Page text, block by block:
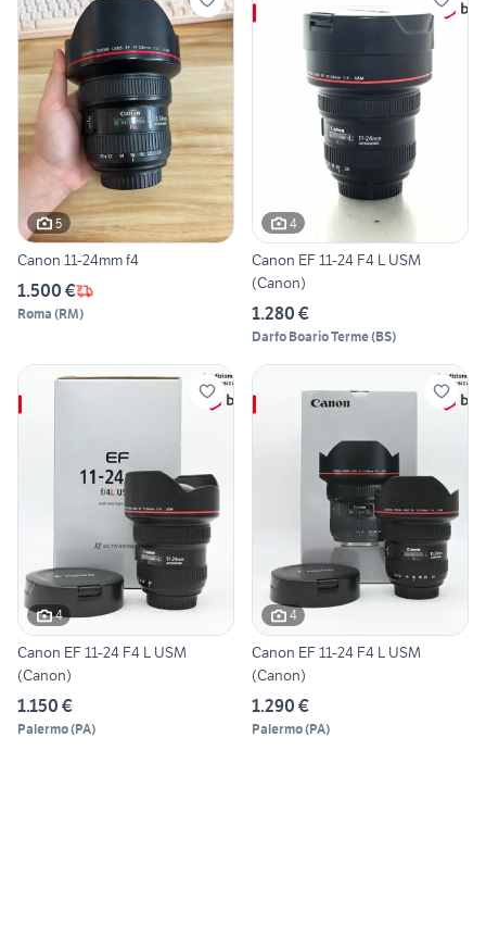
5
Canon 11-24mm f4
1.500 €
Roma (RM)
4
Canon EF 11-24 F4 L USM
(Canon)
1.280 €
Darfo Boario Terme(BS)
4
Canon EF 11-24 F4 L USM
(Canon)
1.150 €
Palermo(PA)
4
Canon EF 11-24 F4 L USM
(Canon)
1.290 €
Palermo(PA)